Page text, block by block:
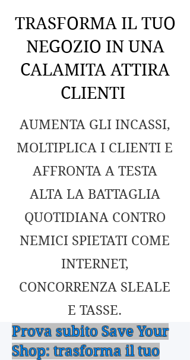
TRASFORMA IL TUO
NEGOZIO IN UNA
CALAMITA ATTIRA
CLIENTI
AUMENTA GLI INCASSI,
MOLTIPLICA I CLIENTI E
AFFRONTA A TESTA
ALTA LA BATTAGLIA
QUOTIDIANA CONTRO
NEMICI SPIETATI COME
INTERNET,
CONCORRENZA SLEALE
E TASSE.
Prova subito Save Your
Shop: trasforma il tuo